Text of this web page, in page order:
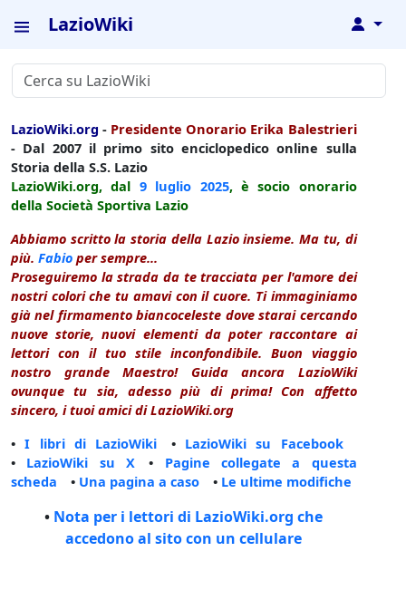
LazioWiki ↓
LazioWiki.org - Presidente Onorario Erika Balestrieri
- Dal 2007 il primo sito enciclopedico online sulla
Storia della S.S. Lazio
LazioWiki.org, dal 9 luglio 2025, è socio onorario
della Società Sportiva Lazio
Abbiamo scritto la storia della Lazio insieme. Ma tu, di
più. Fabio per sempre...
Proseguiremo la strada da te tracciata per l'amore dei
nostri colori che tu amavi con il cuore. Ti immaginiamo
già nel firmamento biancoceleste dove starai cercando
nuove storie, nuovi elementi da poter raccontare ai
lettori con il tuo stile inconfondibile. Buon viaggio
nostro grande Maestro! Guida ancora LazioWiki
ovunque tu sia, adesso più di prima! Con affetto
sincero, i tuoi amici di LazioWiki.org
•I libri di LazioWiki • LazioWiki su Facebook
• LazioWiki su X • Pagine collegate a questa
scheda • Una pagina a caso • Le ultime modifiche
• Nota per i lettori di LazioWiki.org che
accedono al sito con un cellulare